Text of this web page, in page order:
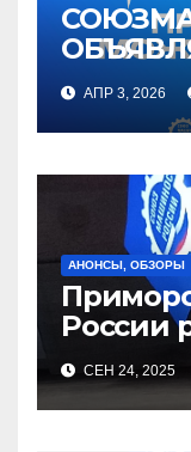
НА
ИМЕНИ
АПР 3, 2026
АНОНСЫ, ОБЗОРЫ
России
проект
СЕН 24, 2025